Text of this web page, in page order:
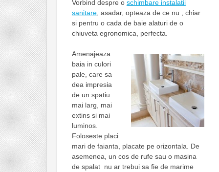
Vorbind despre o schimbare instalatii
sanitare, asadar, opteaza de ce nu , chiar
si pentru o cada de baie alaturi de o
chiuveta egronomica, perfecta.
Amenajeaza
baia in culori
pale, care sa
dea impresia
de un spatiu
mai larg, mai
extins si mai
luminos.
Foloseste placi
mari de faianta, placate pe orizontala. De
asemenea, un cos de rufe sau o masina
de spalat nu ar trebui sa fie de marime